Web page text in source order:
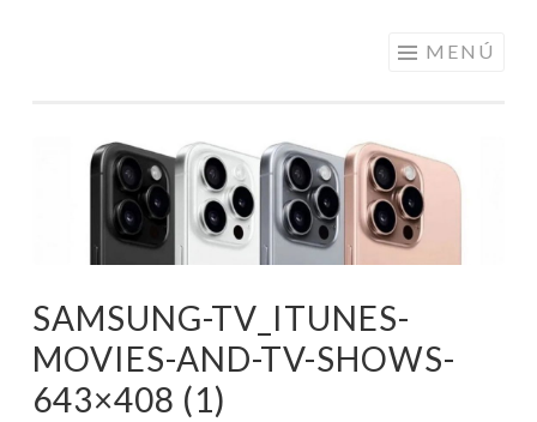
PRECIOS DE
ANDORRA
MENÚ
SAMSUNG-TV_ITUNES-
MOVIES-AND-TV-SHOWS-
643×408 (1)